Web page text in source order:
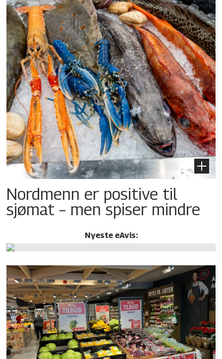
Nordmenn er positive til
sjømat – men spiser mindre
Nyeste eAvis: